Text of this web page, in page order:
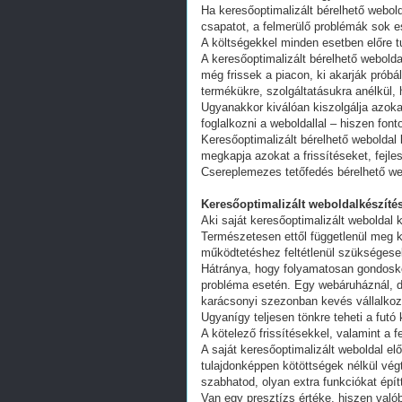
Ha keresőoptimalizált bérelhető
csapatot, a felmerülő problémák sok
A költségekkel minden esetben előre
A keresőoptimalizált bérelhető
még frissek a piacon, ki akarják
termékükre, szolgáltatásukra
Ugyanakkor kiválóan kiszolgálja
foglalkozni a weboldallal – hiszen
Keresőoptimalizált bérelhető
megkapja azokat a frissítéseket,
Csereplemezes tetőfedés bérelhető
Keresőoptimalizált
Aki saját keresőoptimalizált weboldal
Természetesen ettől függetlenül meg
működtetéshez feltétlenül
Hátránya, hogy folyamatosan
probléma esetén. Egy webáruháznál,
karácsonyi szezonban kevés
Ugyanígy teljesen tönkre teheti a futó
A kötelező frissítésekkel, valamint a
A saját keresőoptimalizált weboldal
tulajdonképpen kötöttségek nélkül
szabhatod, olyan extra funkciókat
Van egy presztízs értéke, hiszen